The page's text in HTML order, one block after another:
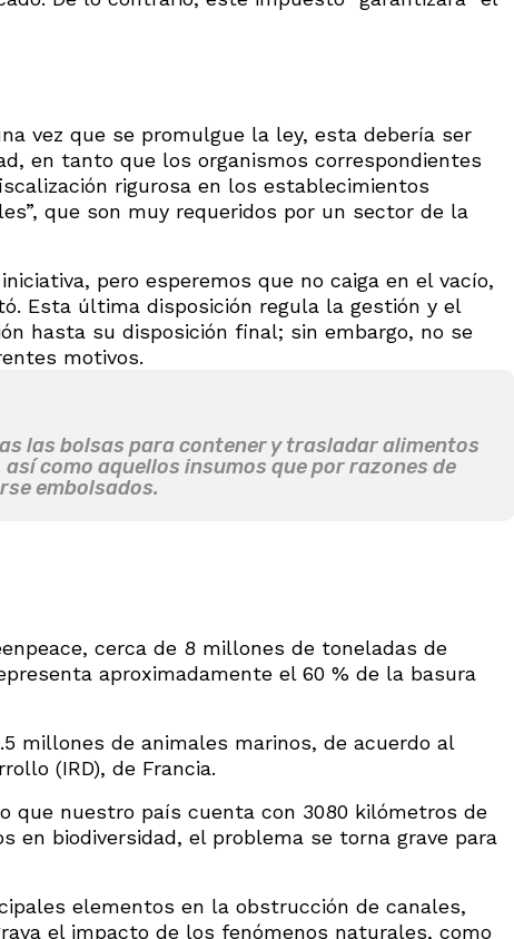
vez que se promulgue la ley, esta debería ser
en tanto que los organismos correspondientes
rigurosa en los establecimientos
que son muy requeridos por un sector de la
pero esperemos que no caiga en el vacío,
Esta última disposición regula la gestión y el
hasta su disposición final; sin embargo, no se
motivos.
las bolsas para contener y trasladar alimentos
como aquellos insumos que por razones de
embolsados.
cerca de 8 millones de toneladas de
aproximadamente el 60 % de la basura
millones de animales marinos, de acuerdo al
(IRD), de Francia.
que nuestro país cuenta con 3080 kilómetros de
en biodiversidad, el problema se torna grave para
elementos en la obstrucción de canales,
el impacto de los fenómenos naturales, como